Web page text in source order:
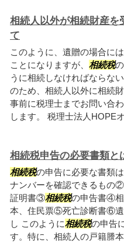
相続人以外が相続財産を
て
このように、遺贈の場合に
ことになりますが、 相続税
うに相続しなければならな
のため、相続人以外に相続
事前に税理士までお問い合
します。 税理士法人HOPE
相続税申告の必要書類と
相続税の申告に必要な書類
ナンバーを確認できるもの
証明書③相続税の申告書④相
本、住民票⑤死亡診断書⑥遺
し このように相続税の申告
す。特に、相続人の戸籍謄